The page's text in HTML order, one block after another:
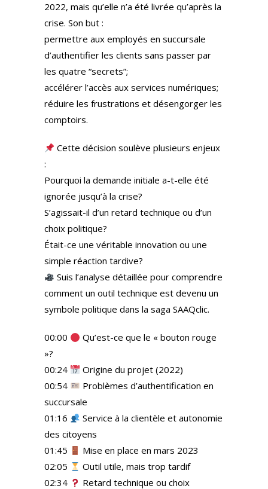
2022, mais qu’elle n’a été livrée qu’après la
crise. Son but :
permettre aux employés en succursale
d’authentifier les clients sans passer par
les quatre “secrets”;
accélérer l’accès aux services numériques;
réduire les frustrations et désengorger les
comptoirs.
Cette décision soulève plusieurs enjeux
:
Pourquoi la demande initiale a-t-elle été
ignorée jusqu’à la crise?
S’agissait-il d’un retard technique ou d’un
choix politique?
Était-ce une véritable innovation ou une
simple réaction tardive?
Suis l’analyse détaillée pour comprendre
comment un outil technique est devenu un
symbole politique dans la saga SAAQclic.
00:00
Qu’est-ce que le « bouton rouge
»?
00:24
Origine du projet (2022)
00:54
Problèmes d’authentification en
succursale
01:16
Service à la clientèle et autonomie
des citoyens
01:45
Mise en place en mars 2023
02:05
Outil utile, mais trop tardif
02:34
Retard technique ou choix